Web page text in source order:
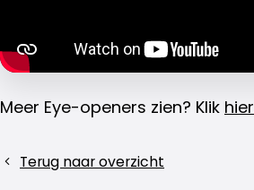
Meer Eye-openers zien? Klik hier
DeelTerug naar overzicht